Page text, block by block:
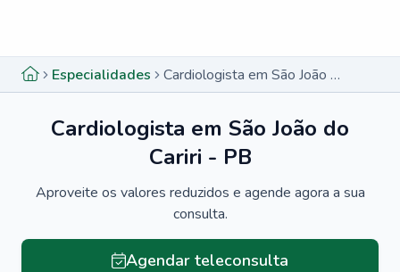
Especialidades Cardiologista em São João do Cariri - PB
Cardiologista em São João do
Cariri - PB
Aproveite os valores reduzidos e agende agora a sua
consulta.
Agendar teleconsulta